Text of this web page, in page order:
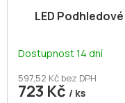
LED
Dostupnost 14 dní
597,52 Kč bez DPH
723 Kč / ks